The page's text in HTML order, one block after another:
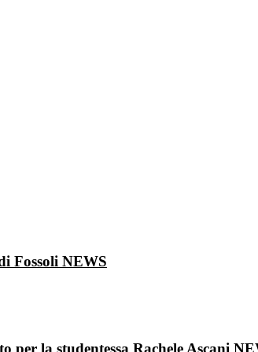
Fossoli NEWS
la studentessa Rachele Ascani